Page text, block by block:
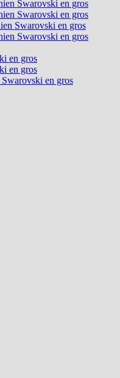
Swarovski en gros
Swarovski en gros
Swarovski en gros
Swarovski en gros
en gros
en gros
en gros